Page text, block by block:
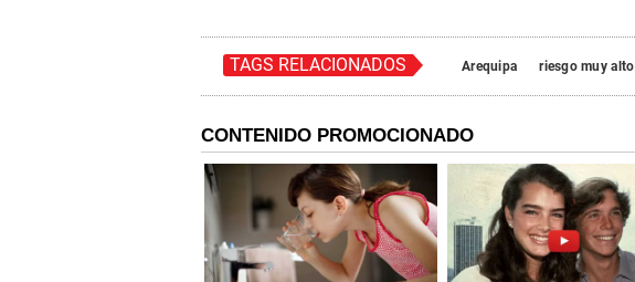
TAGS RELACIONADOS Arequipa riesgo muy alto